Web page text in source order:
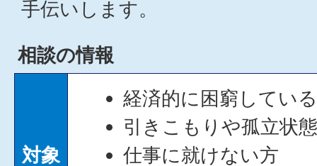
手伝いします。
相談の情報
対象
経済的に困窮してい
引きこもりや孤立状
仕事に就けない方